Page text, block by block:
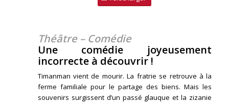
Théâtre – Comédie
Une comédie joyeusement
incorrecte à découvrir !
Timanman vient de mourir. La fratrie se retrouve à la
ferme familiale pour le partage des biens. Mais les
souvenirs surgissent d’un passé glauque et la zizanie